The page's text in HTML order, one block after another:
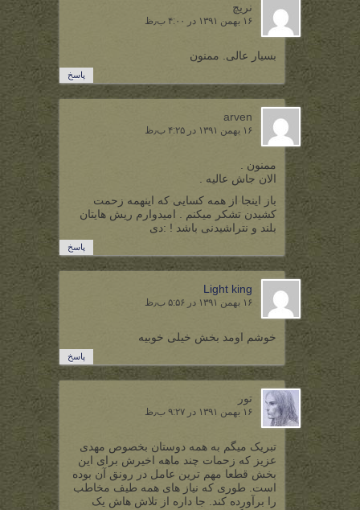
نریچ
۱۶ بهمن ۱۳۹۱ در ۴:۰۰ ب٫ظ
بسیار عالی. ممنون
پاسخ
arven
۱۶ بهمن ۱۳۹۱ در ۴:۲۵ ب٫ظ
ممنون .
الان جاش عالیه .
باز اینجا از همه کسایی که اینهمه زحمت
کشیدن تشکر میکنم . امیدوارم ریش هایتان
بلند و نتراشیدنی باشد ! :دی
پاسخ
Light king
۱۶ بهمن ۱۳۹۱ در ۵:۵۶ ب٫ظ
خوشم اومد بخش خیلی خوبیه
پاسخ
تور
۱۶ بهمن ۱۳۹۱ در ۹:۲۷ ب٫ظ
تبریک میگم به همه دوستان بخصوص مهدی
عزیز که زحمات چند ماهه اخیرش برای این
بخش قطعا مهم ترین عامل در رونق آن بوده
است. طوری که نیاز های همه طیف مخاطب
را برآورده کند. جا داره از تلاش هاش یک